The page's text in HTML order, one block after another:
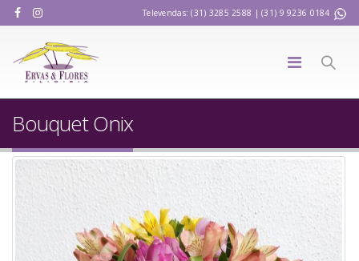
Televendas: (31) 3285 2588 | (31) 9 9236 0184
Bouquet Onix